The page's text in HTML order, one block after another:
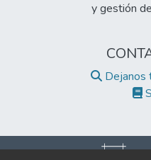
y gestión
Dejanos